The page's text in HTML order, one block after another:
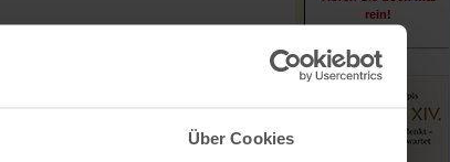
Über Cookies
rein!